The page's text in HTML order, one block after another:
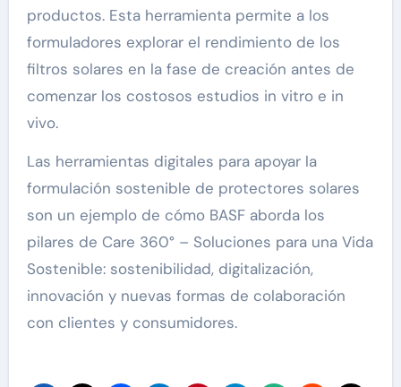
productos. Esta herramienta permite a los
formuladores explorar el rendimiento de los
filtros solares en la fase de creación antes de
comenzar los costosos estudios in vitro e in
vivo.
Las herramientas digitales para apoyar la
formulación sostenible de protectores solares
son un ejemplo de cómo BASF aborda los
pilares de Care 360° – Soluciones para una Vida
Sostenible: sostenibilidad, digitalización,
innovación y nuevas formas de colaboración
con clientes y consumidores.